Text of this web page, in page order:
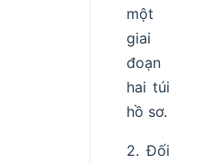
một
giai
đoạn
hai túi
hồ sơ.
2. Đối